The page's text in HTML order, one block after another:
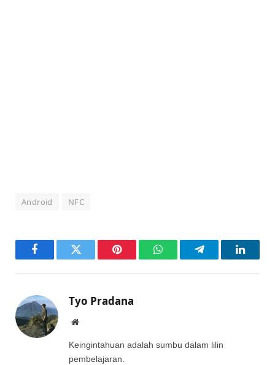
Android NFC
FacebookTwitter Pinterest WhatsAppTelegram
Tyo Pradana
Website
Keingintahuan adalah sumbu dalam lilin
pembelajaran.